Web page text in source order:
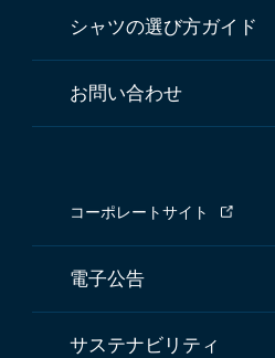
シャツの選び方ガイド
お問い合わせ
コーポレートサイト
電子公告
サステナビリティ